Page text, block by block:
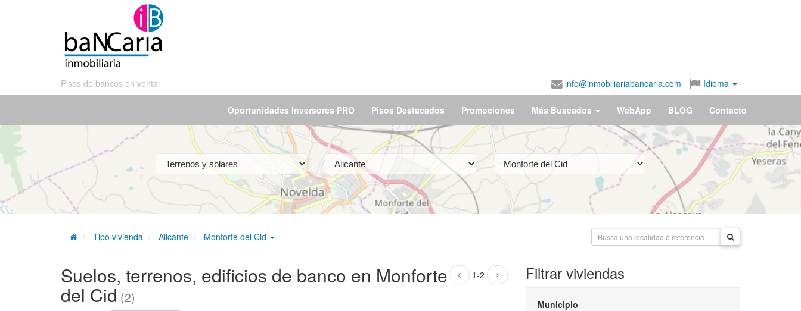
Pisos de bancos en venta info@inmobiliariabancaria.com Idioma
Oportunidades Inversores PRO Pisos Destacados Promociones Más Buscados WebApp BLOG Contacto
Tipo vivienda Alicante Monforte del Cid
1-2
Suelos, terrenos, edificios de banco en Monforte
del Cid (2)
Filtrar viviendas
Municipio